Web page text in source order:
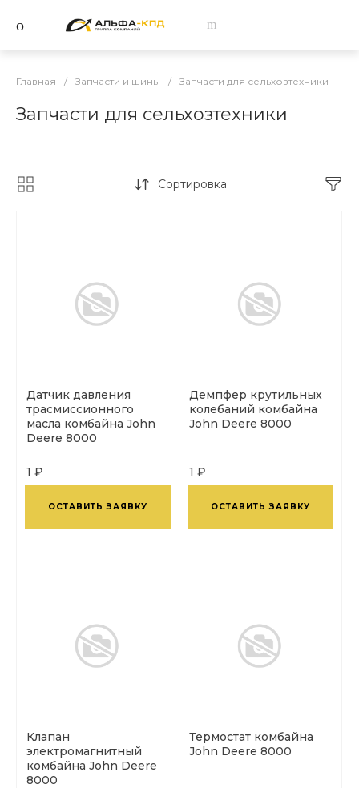
Главная / Запчасти и шины / Запчасти для сельхозтехники
Запчасти для сельхозтехники
Сортировка
Датчик давления
трасмиссионного
масла комбайна John
Deere 8000
1 ₽
ОСТАВИТЬ ЗАЯВКУ
Демпфер крутильных
колебаний комбайна
John Deere 8000
1 ₽
ОСТАВИТЬ ЗАЯВКУ
Клапан
электромагнитный
комбайна John Deere
8000
Термостат комбайна
John Deere 8000